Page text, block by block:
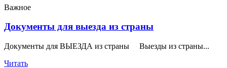
Важное
Документы для выезда из страны
Документы для ВЫЕЗДА из страны Выезды из страны...
Читать